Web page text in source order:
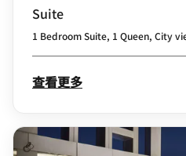
Suite
1 Bedroom Suite, 1 Queen, City
查看更多